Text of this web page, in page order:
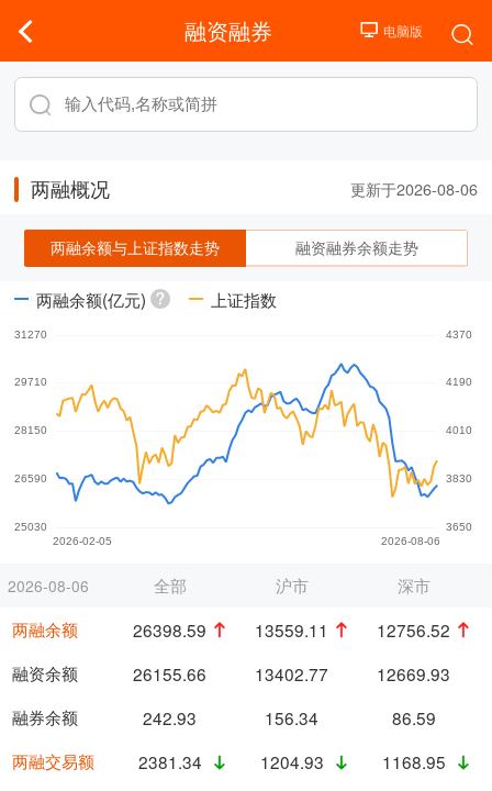
融资融券
两融概况 更新于2026-08-06
两融余额与上证指数走势 融资融券余额走势
两融余额(亿元) 上证指数
2026-08-06
两融余额
融资余额
融券余额
两融交易额
全部 沪市
深市
26398.59
13559.11
12756.52
26155.66
13402.77
12669.93
242.93
156.34
86.59
2381.34
1204.93
1168.95